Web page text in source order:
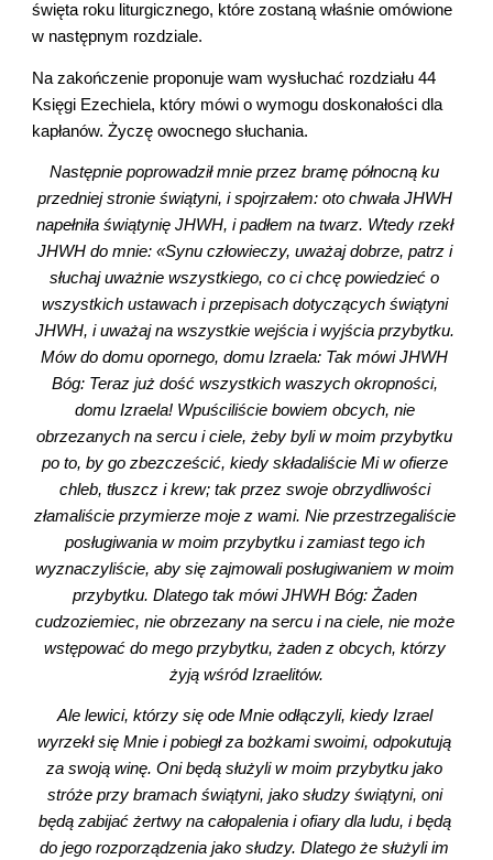
święta roku liturgicznego, które zostaną właśnie omówione
w następnym rozdziale.
Na zakończenie proponuje wam wysłuchać rozdziału 44
Księgi Ezechiela, który mówi o wymogu doskonałości dla
kapłanów. Życzę owocnego słuchania.
Następnie poprowadził mnie przez bramę północną ku
przedniej stronie świątyni, i spojrzałem: oto chwała JHWH
napełniła świątynię JHWH, i padłem na twarz. Wtedy rzekł
JHWH do mnie: «Synu człowieczy, uważaj dobrze, patrz i
słuchaj uważnie wszystkiego, co ci chcę powiedzieć o
wszystkich ustawach i przepisach dotyczących świątyni
JHWH, i uważaj na wszystkie wejścia i wyjścia przybytku.
Mów do domu opornego, domu Izraela: Tak mówi JHWH
Bóg: Teraz już dość wszystkich waszych okropności,
domu Izraela! Wpuściliście bowiem obcych, nie
obrzezanych na sercu i ciele, żeby byli w moim przybytku
po to, by go zbezcześcić, kiedy składaliście Mi w ofierze
chleb, tłuszcz i krew; tak przez swoje obrzydliwości
złamaliście przymierze moje z wami. Nie przestrzegaliście
posługiwania w moim przybytku i zamiast tego ich
wyznaczyliście, aby się zajmowali posługiwaniem w moim
przybytku. Dlatego tak mówi JHWH Bóg: Żaden
cudzoziemiec, nie obrzezany na sercu i na ciele, nie może
wstępować do mego przybytku, żaden z obcych, którzy
żyją wśród Izraelitów.
Ale lewici, którzy się ode Mnie odłączyli, kiedy Izrael
wyrzekł się Mnie i pobiegł za bożkami swoimi, odpokutują
za swoją winę. Oni będą służyli w moim przybytku jako
stróże przy bramach świątyni, jako słudzy świątyni, oni
będą zabijać żertwy na całopalenia i ofiary dla ludu, i będą
do jego rozporządzenia jako słudzy. Dlatego że służyli im